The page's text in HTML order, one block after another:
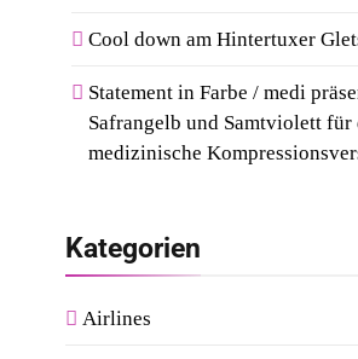
Cool down am Hintertuxer
Statement in Farbe / medi
Safrangelb und Samtviolett für
medizinische
Kategorien
Airlines